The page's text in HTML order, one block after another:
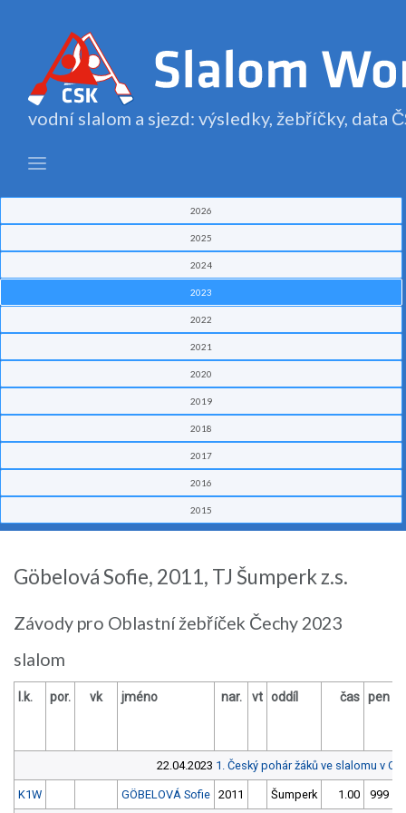
vodní slalom a sjezd: výsledky, žebříčky, data
2026
2025
2024
2023
2022
2021
2020
2019
2018
2017
2016
2015
Göbelová Sofie, 2011, TJ Šumperk z.s.
Závody pro Oblastní žebříček Čechy 2023
slalom
l.k. por. vk jméno nar. vt oddíl čas pen
22.04.2023 1. Český pohár žáků ve slalomu v
K1W GÖBELOVÁ Sofie 2011 Šumperk 1.00 999